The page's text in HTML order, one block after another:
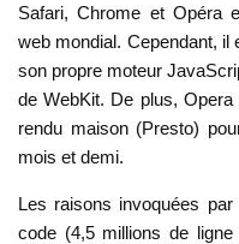
Safari, Chrome et Opéra
web mondial. Cependant, il
son propre moteur
de WebKit. De plus, Opera
rendu maison (Presto)
mois et demi.
Les raisons invoquées
code (4,5 millions de